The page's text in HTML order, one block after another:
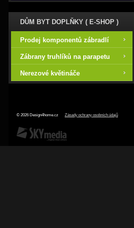
DŮM BYT DOPLŇKY ( E-SHOP )
Prodej komponentů zábradlí
Zábrany truhlíků na parapetu
Nerezové květináče
© 2026 Design4home.cz Zásady ochrany osobních údajů
SKY Media